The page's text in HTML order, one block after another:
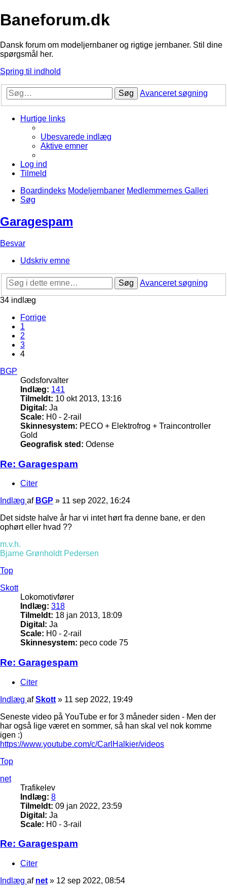
Baneforum.dk
Dansk forum om modeljernbaner og rigtige jernbaner. Stil dine
spørgsmål her.
Spring til indhold
Søg Avanceret søgning
Hurtige links
Ubesvarede indlæg
Aktive emner
Log ind
Tilmeld
Boardindeks Modeljernbaner Medlemmernes Galleri
Søg
Garagespam
Besvar
Udskriv emne
Søg
Avanceret søgning
34 indlæg
Forrige
1
2
3
4
BGP
Godsforvalter
Indlæg: 141
Tilmeldt: 10 okt 2013, 13:16
Digital: Ja
Scale: H0 - 2-rail
Skinnesystem: PECO + Elektrofrog + Traincontroller
Gold
Geografisk sted: Odense
Re: Garagespam
Citer
Indlæg af BGP » 11 sep 2022, 16:24
Det sidste halve år har vi intet hørt fra denne bane, er den
ophørt eller hvad ??
m.v.h.
Bjarne Grønholdt Pedersen
Top
Skott
Lokomotivfører
Indlæg: 318
Tilmeldt: 18 jan 2013, 18:09
Digital: Ja
Scale: H0 - 2-rail
Skinnesystem: peco code 75
Re: Garagespam
Citer
Indlæg afSkott » 11 sep 2022, 19:49
Seneste video på YouTube er for 3 måneder siden - Men der
har også lige været en sommer, så han skal vel nok komme
igen :)
https://www.youtube.com/c/CarlHalkier/videos
Top
net
Trafikelev
Indlæg: 8
Tilmeldt: 09 jan 2022, 23:59
Digital: Ja
Scale: H0 - 3-rail
Re: Garagespam
Citer
Indlæg af net » 12 sep 2022, 08:54